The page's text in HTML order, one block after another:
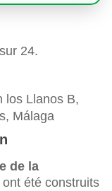
24.
los Llanos B,
Málaga
de la
ont été construits